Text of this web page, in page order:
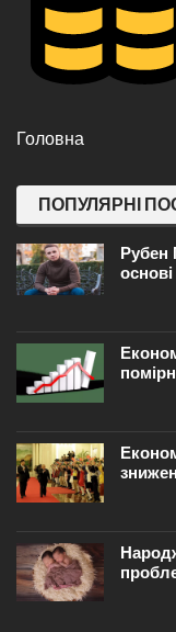
Головна
ПОПУЛЯРНІ
Рубен